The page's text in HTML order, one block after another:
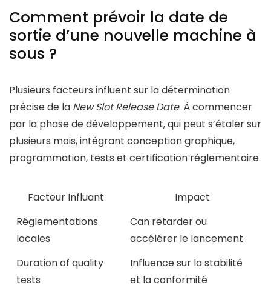
Comment prévoir la date de
sortie d’une nouvelle machine à
sous ?
Plusieurs facteurs influent sur la détermination
précise de la New Slot Release Date. À commencer
par la phase de développement, qui peut s’étaler sur
plusieurs mois, intégrant conception graphique,
programmation, tests et certification réglementaire.
Facteur Influant
Impact
Réglementations
locales
Can retarder ou
accélérer le lancement
Duration of quality
tests
Influence sur la stabilité
et la conformité